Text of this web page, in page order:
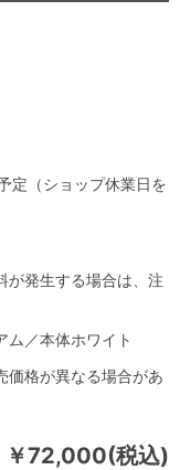
￥72,000(税込)
価格が異なる場合があ
が発生する場合は、注
定（ショップ休業日を
ム／本体ホワイト